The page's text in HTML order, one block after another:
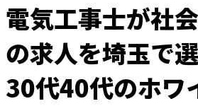
電気工事士が社
の求人を埼玉で
30代40代のホワ